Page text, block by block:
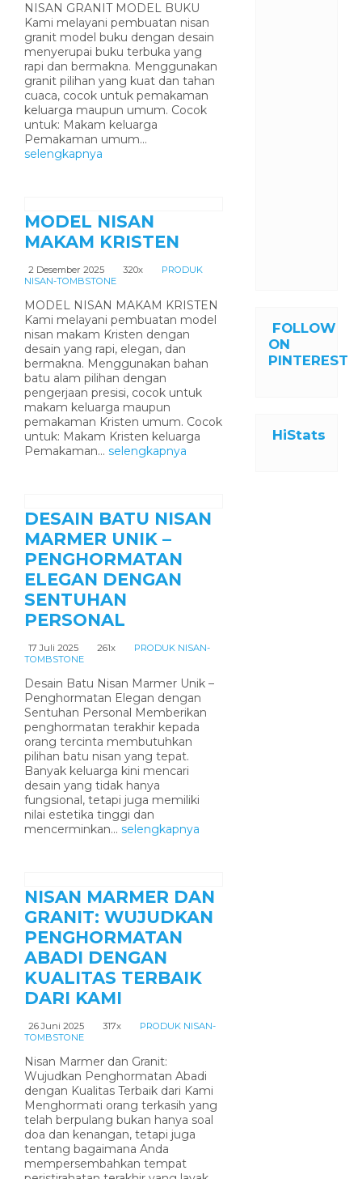
NISAN GRANIT MODEL BUKU
Kami melayani pembuatan nisan
granit model buku dengan desain
menyerupai buku terbuka yang
rapi dan bermakna. Menggunakan
granit pilihan yang kuat dan tahan
cuaca, cocok untuk pemakaman
keluarga maupun umum. Cocok
untuk: Makam keluarga
Pemakaman umum...
selengkapnya
MODEL NISAN
MAKAM KRISTEN
2 Desember 2025 320x
PRODUK
NISAN-TOMBSTONE
MODEL NISAN MAKAM KRISTEN
Kami melayani pembuatan model
nisan makam Kristen dengan
desain yang rapi, elegan, dan
bermakna. Menggunakan bahan
batu alam pilihan dengan
pengerjaan presisi, cocok untuk
makam keluarga maupun
pemakaman Kristen umum. Cocok
untuk: Makam Kristen keluarga
Pemakaman... selengkapnya
DESAIN BATU NISAN
MARMER UNIK –
PENGHORMATAN
ELEGAN DENGAN
SENTUHAN
PERSONAL
17 Juli 2025 261x
PRODUK NISAN-
TOMBSTONE
Desain Batu Nisan Marmer Unik –
Penghormatan Elegan dengan
Sentuhan Personal Memberikan
penghormatan terakhir kepada
orang tercinta membutuhkan
pilihan batu nisan yang tepat.
Banyak keluarga kini mencari
desain yang tidak hanya
fungsional, tetapi juga memiliki
nilai estetika tinggi dan
mencerminkan... selengkapnya
NISAN MARMER DAN
GRANIT: WUJUDKAN
PENGHORMATAN
ABADI DENGAN
KUALITAS TERBAIK
DARI KAMI
26 Juni 2025 317x
PRODUK NISAN-
TOMBSTONE
Nisan Marmer dan Granit:
Wujudkan Penghormatan Abadi
dengan Kualitas Terbaik dari Kami
Menghormati orang terkasih yang
telah berpulang bukan hanya soal
doa dan kenangan, tetapi juga
tentang bagaimana Anda
mempersembahkan tempat
FOLLOW
ON
PINTEREST
HiStats